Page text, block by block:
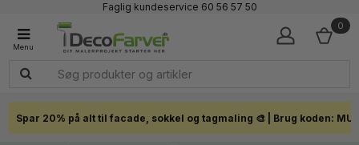
Faglig kundeservice 60 56 57 50
Click & Collect i hele landet
0
Spar 20% på alt til facade, sokkel og tagmaling 🎨 | Brug koden: